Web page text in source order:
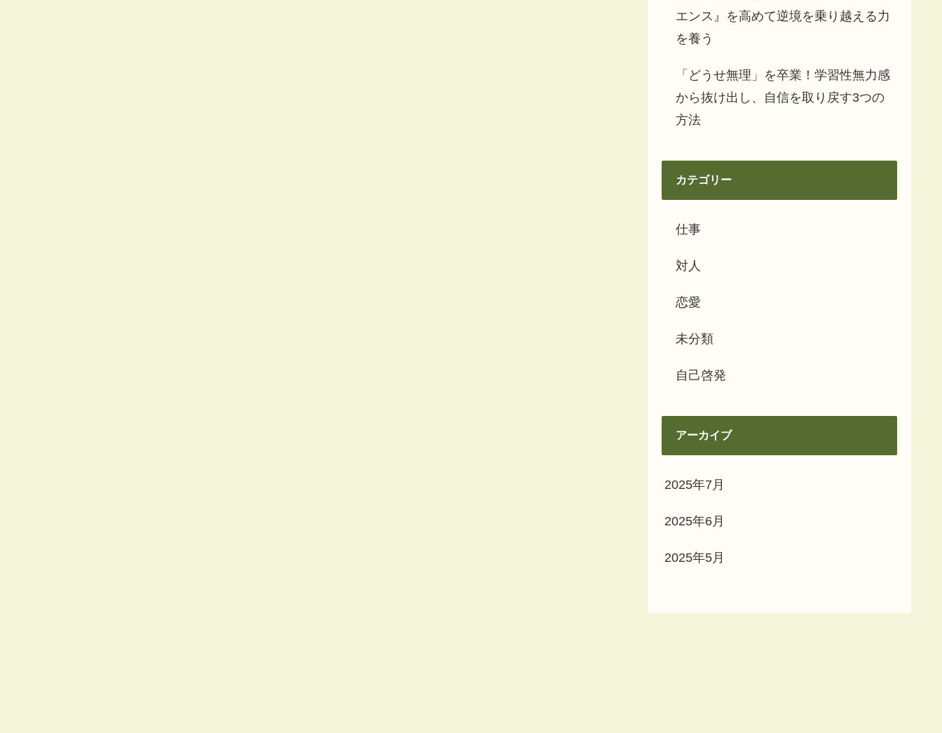
エンス』を高めて逆境を乗り越える力
を養う
「どうせ無理」を卒業！学習性無力感
から抜け出し、自信を取り戻す3つの
方法
カテゴリー
仕事
対人
恋愛
未分類
自己啓発
アーカイブ
2025年7月
2025年6月
2025年5月